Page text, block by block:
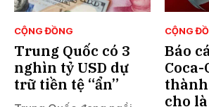
CỘNG ĐỒNG
Trung Quốc có 3
nghìn tỷ USD dự
trữ tiền tệ “ẩn”
CỘNG
Báo
cho